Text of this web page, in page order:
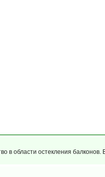
в области остекления балконов.